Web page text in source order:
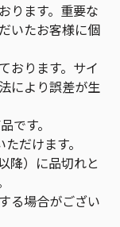
ります。重要な
いたお客様に個
おります。サイ
により誤差が生
です。
だけます。
降）に品切れと
る場合がござい